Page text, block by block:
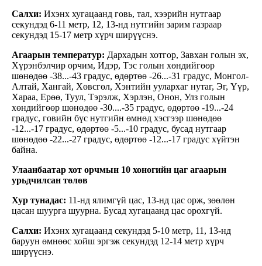
Салхи: Ихэнх хугацаанд говь, тал, хээрийн нутгаар
секундэд 6-11 метр, 12, 13-нд нутгийн зарим газраар
секундэд 15-17 метр хүрч ширүүснэ.
Агаарын температур: Дархадын хотгор, Завхан голын эх,
Хүрэнбэлчир орчим, Идэр, Тэс голын хөндийгөөр
шөнөдөө -38...-43 градус, өдөртөө -26...-31 градус, Монгол-
Алтай, Хангай, Хөвсгөл, Хэнтийн уулархаг нутаг, Эг, Үүр,
Хараа, Ерөө, Туул, Тэрэлж, Хэрлэн, Онон, Улз голын
хөндийгөөр шөнөдөө -30....-35 градус, өдөртөө -19...-24
градус, говийн бүс нутгийн өмнөд хэсгээр шөнөдөө
-12...-17 градус, өдөртөө -5...-10 градус, бусад нутгаар
шөнөдөө -22...-27 градус, өдөртөө -12...-17 градус хүйтэн
байна.
Улаанбаатар хот орчмын 10 хоногийн цаг агаарын
урьдчилсан төлөв
Хур тунадас: 11-нд ялимгүй цас, 13-нд цас орж, зөөлөн
цасан шуурга шуурна. Бусад хугацаанд цас орохгүй.
Салхи: Ихэнх хугацаанд секундэд 5-10 метр, 11, 13-нд
баруун өмнөөс хойш эргэж секундэд 12-14 метр хүрч
ширүүснэ.